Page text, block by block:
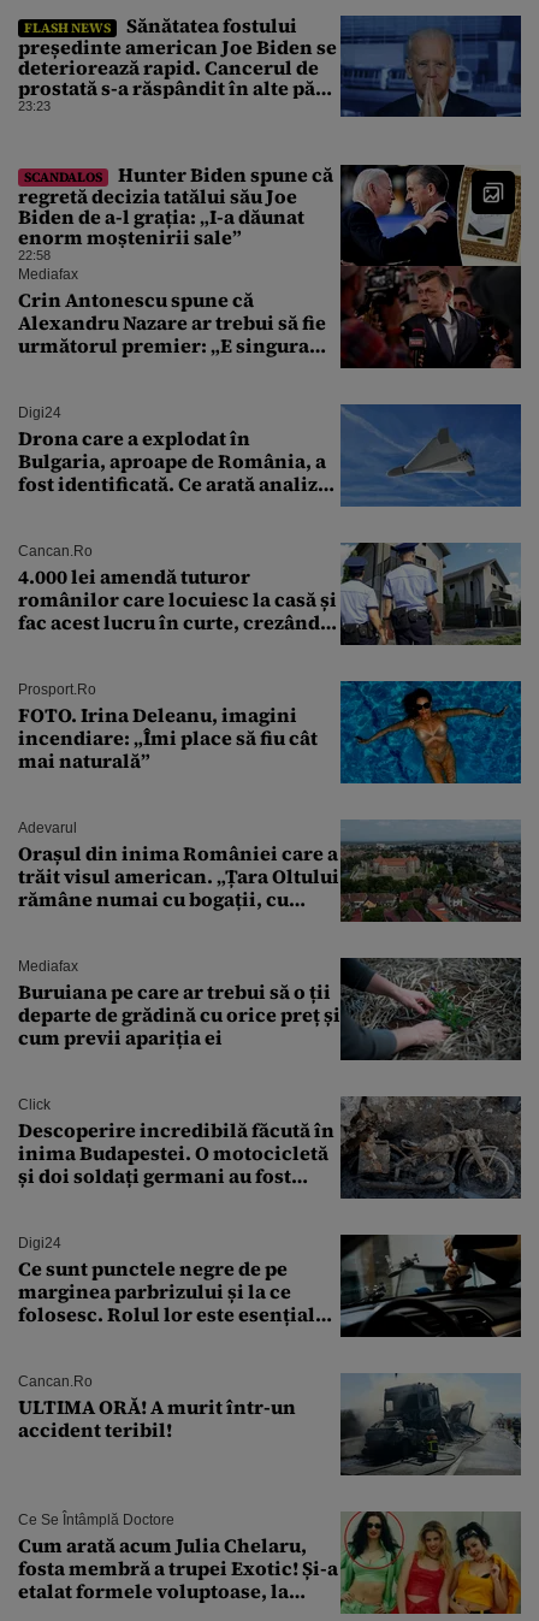
FLASH NEWS
Sănătatea fostului
președinte american Joe Biden se
deteriorează rapid. Cancerul de
prostată s-a răspândit în alte părți
ale corpului
23:23
SCANDALOS
Hunter Biden spune că
regretă decizia tatălui său Joe
Biden de a-l grația: „I-a dăunat
enorm moștenirii sale”
22:58
Mediafax
Crin Antonescu spune că
Alexandru Nazare ar trebui să fie
următorul premier: „E singura
Digi24
Drona care a explodat în
Bulgaria, aproape de România, a
fost identificată. Ce arată analiza
Cancan.ro
4.000 lei amendă tuturor
românilor care locuiesc la casă și
fac acest lucru în curte, crezând
Prosport.ro
FOTO. Irina Deleanu, imagini
incendiare: „Îmi place să fiu cât
mai naturală”
Adevarul
Orașul din inima României care a
trăit visul american. „Țara Oltului
rămâne numai cu bogații, cu
Mediafax
Buruiana pe care ar trebui să o ții
departe de grădină cu orice preț și
cum previi apariția ei
Click
Descoperire incredibilă făcută în
inima Budapestei. O motocicletă
și doi soldați germani au fost
Digi24
Ce sunt punctele negre de pe
marginea parbrizului și la ce
folosesc. Rolul lor este esențial
Cancan.ro
ULTIMA ORĂ! A murit într-un
accident teribil!
Ce Se Întâmplă Doctore
Cum arată acum Julia Chelaru,
fosta membră a trupei Exotic! Și-a
etalat formele voluptoase, la